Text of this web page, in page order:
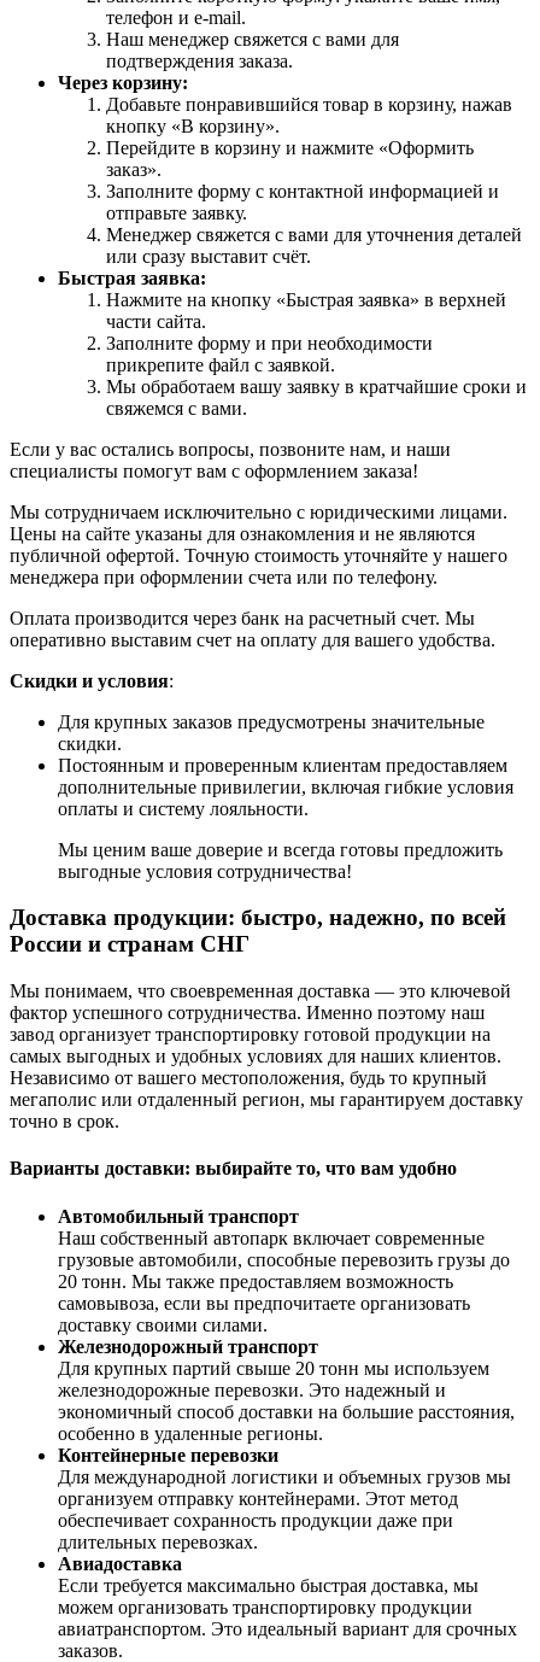
телефон и e-mail.
Наш менеджер свяжется с вами для
подтверждения заказа.
Через корзину:
Добавьте понравившийся товар в корзину, нажав
кнопку «В корзину».
Перейдите в корзину и нажмите «Оформить
заказ».
Заполните форму с контактной информацией и
отправьте заявку.
Менеджер свяжется с вами для уточнения деталей
или сразу выставит счёт.
Быстрая заявка:
Нажмите на кнопку «Быстрая заявка» в верхней
части сайта.
Заполните форму и при необходимости
прикрепите файл с заявкой.
Мы обработаем вашу заявку в кратчайшие сроки и
свяжемся с вами.
Если у вас остались вопросы, позвоните нам, и наши
специалисты помогут вам с оформлением заказа!
Мы сотрудничаем исключительно с юридическими лицами.
Цены на сайте указаны для ознакомления и не являются
публичной офертой. Точную стоимость уточняйте у нашего
менеджера при оформлении счета или по телефону.
Оплата производится через банк на расчетный счет. Мы
оперативно выставим счет на оплату для вашего удобства.
Скидки и условия:
Для крупных заказов предусмотрены значительные
скидки.
Постоянным и проверенным клиентам предоставляем
дополнительные привилегии, включая гибкие условия
оплаты и систему лояльности.
Мы ценим ваше доверие и всегда готовы предложить
выгодные условия сотрудничества!
Доставка продукции: быстро, надежно, по всей
России и странам СНГ
Мы понимаем, что своевременная доставка — это ключевой
фактор успешного сотрудничества. Именно поэтому наш
завод организует транспортировку готовой продукции на
самых выгодных и удобных условиях для наших клиентов.
Независимо от вашего местоположения, будь то крупный
мегаполис или отдаленный регион, мы гарантируем доставку
точно в срок.
Варианты доставки: выбирайте то, что вам удобно
Автомобильный транспорт
Наш собственный автопарк включает современные
грузовые автомобили, способные перевозить грузы до
20 тонн. Мы также предоставляем возможность
самовывоза, если вы предпочитаете организовать
доставку своими силами.
Железнодорожный транспорт
Для крупных партий свыше 20 тонн мы используем
железнодорожные перевозки. Это надежный и
экономичный способ доставки на большие расстояния,
особенно в удаленные регионы.
Контейнерные перевозки
Для международной логистики и объемных грузов мы
организуем отправку контейнерами. Этот метод
обеспечивает сохранность продукции даже при
длительных перевозках.
Авиадоставка
Если требуется максимально быстрая доставка, мы
можем организовать транспортировку продукции
авиатранспортом. Это идеальный вариант для срочных
заказов.